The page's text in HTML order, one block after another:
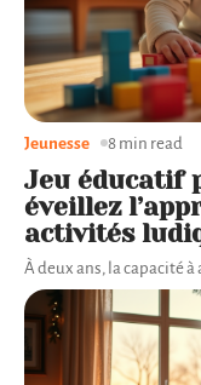
Jeu éducatif
éveillez
activités
À deux ans, la capacité
Jeunesse 8 min read